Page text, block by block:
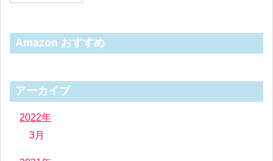
Amazon おすすめ
アーカイブ
2022年
3月